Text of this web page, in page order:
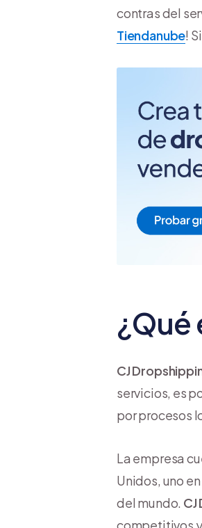
contras del
Tiendanube!
¿Qué
CJ
servicios, es
por procesos
La empresa
Unidos, uno
del mundo.